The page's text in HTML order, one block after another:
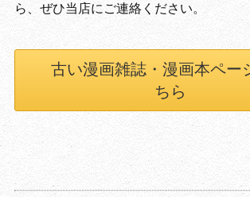
ら、ぜひ当店にご連絡ください。
古い漫画雑誌・漫画本ペー
ちら